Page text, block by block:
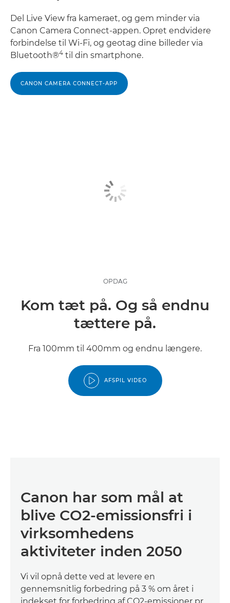
Del Live View fra kameraet, og gem minder via
Canon Camera Connect-appen. Opret endvidere
forbindelse til Wi-Fi, og geotag dine billeder via
Bluetooth®4 til din smartphone.
CANON CAMERA CONNECT-APP
OPDAG
Kom tæt på. Og så endnu
tættere på.
Fra 100mm til 400mm og endnu længere.
AFSPIL VIDEO
Canon har som mål at
blive CO2-emissionsfri i
virksomhedens
aktiviteter inden 2050
Vi vil opnå dette ved at levere en
gennemsnitlig forbedring på 3 % om året i
indekset for forbedring af CO2-emissioner pr.